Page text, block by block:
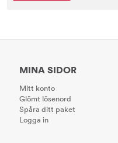
MINA SIDOR
Mitt konto
Glömt lösenord
Spåra ditt paket
Logga in